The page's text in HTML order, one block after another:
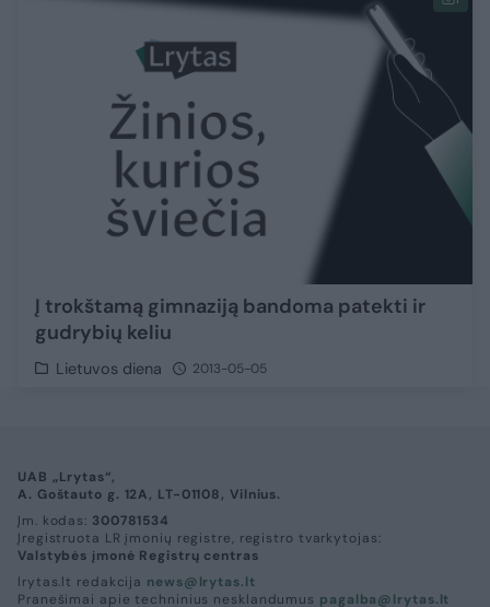
Į trokštamą gimnaziją bandoma patekti ir
gudrybių keliu
Lietuvos diena 2013-05-05
UAB „Lrytas“,
A. Goštauto g. 12A, LT-01108, Vilnius.
Įm. kodas: 300781534
Įregistruota LR įmonių registre, registro tvarkytojas:
Valstybės įmonė Registrų centras
lrytas.lt redakcija news@lrytas.lt
Pranešimai apie techninius nesklandumus pagalba@lrytas.lt